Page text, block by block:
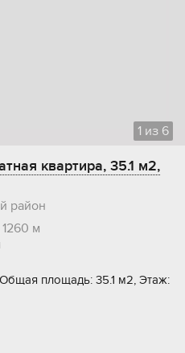
1 из 6
квартира, 35.1 м2,
район
1260 м
площадь: 35.1 м2, Этаж: